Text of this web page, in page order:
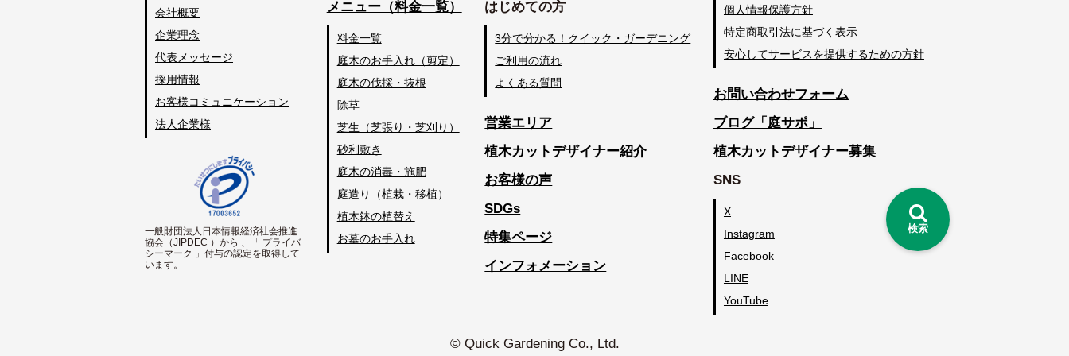
検索
会社概要
企業理念
代表メッセージ
採用情報
お客様コミュニケーション
法人企業様
一般財団法人日本情報経済社会推進
協会（JIPDEC ）から 、「 プライバ
シーマーク 」付与の認定を取得して
います。
メニュー（料金一覧）
料金一覧
庭木のお手入れ（剪定）
庭木の伐採・抜根
除草
芝生（芝張り・芝刈り）
砂利敷き
庭木の消毒・施肥
庭造り（植栽・移植）
植木鉢の植替え
お墓のお手入れ
はじめての方
3分で分かる！クイック・ガーデニング
ご利用の流れ
よくある質問
営業エリア
植木カットデザイナー紹介
お客様の声
SDGs
特集ページ
インフォメーション
個人情報保護方針
特定商取引法に基づく表示
安心してサービスを提供するための方針
お問い合わせフォーム
ブログ「庭サポ」
植木カットデザイナー募集
SNS
X
Instagram
Facebook
LINE
YouTube
© Quick Gardening Co., Ltd.